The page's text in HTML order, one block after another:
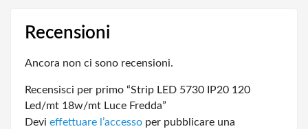
Recensioni
Ancora non ci sono recensioni.
Recensisci per primo “Strip LED 5730 IP20 120
Led/mt 18w/mt Luce Fredda”
Devi effettuare l’accesso per pubblicare una